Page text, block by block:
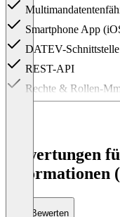
Smartphone App
DATEV-Schnittstelle
REST-API
Rechte & Rollen-
Bewertungen
Informationen
Bewerten